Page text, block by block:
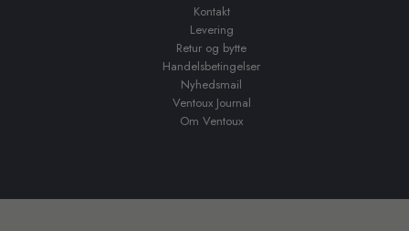
Kontakt
Levering
Retur og bytte
Handelsbetingelser
Nyhedsmail
Ventoux Journal
Om Ventoux